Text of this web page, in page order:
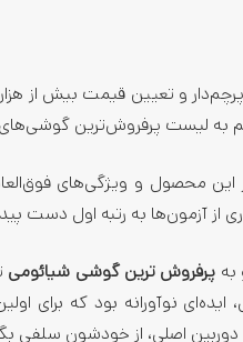
و تعیین قیمت بیش از
این محصول و ویژگی‌های
از آزمون‌ها به رتبه اول دست
پرفروش ترین گوشی شیائومی
نوآورانه بود که برای
دوربین اصلی، از خودشون سلفی